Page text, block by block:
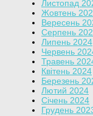
Листопад
Жовтень
Вересень
Серпень
Липень 2024
Червень
Травень
Квітень 2024
Березень
Лютий 2024
Січень 2024
Грудень